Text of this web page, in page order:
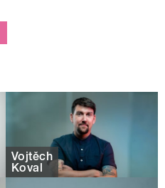
Vojtěch
Koval